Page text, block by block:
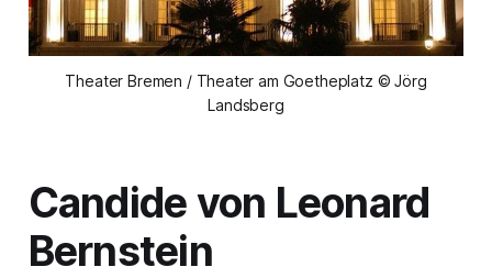
Theater Bremen / Theater am Goetheplatz © Jörg
Landsberg
Candide von Leonard
Bernstein